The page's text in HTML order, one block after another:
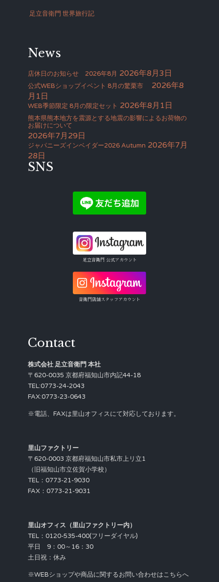
足立音衛門 世界旅行記
News
店休日のお知らせ 2026年8月 2026年8月3日
公式WEBショップイベント 8月の驚栗市
2026年8
月1日
WEB季節限定 8月の限定セット 2026年8月1日
熊本県熊本地方を震源とする地震の影響によるお荷物の
お届けについて
2026年7月29日
ジャパニーズインベイダー2026 Autumn 2026年7月
28日
SNS
足立音衛門 公式アカウント
音衛門店舗スタッフアカウント
Contact
株式会社 足立音衛門 本社
〒620-0035 京都府福知山市内記44-18
TEL:0773-24-2043
FAX:0773-23-0643
※電話、FAXは里山オフィスにて対応しております。
里山ファクトリー
〒620-0003 京都府福知山市私市上リ立1
（旧福知山市立佐賀小学校）
TEL：0773-21-9030
FAX：0773-21-9031
里山オフィス（里山ファクトリー内）
TEL：0120-535-400(フリーダイヤル)
平日 9：00～16：30
土日祝：休み
※WEBショップや商品に関するお問い合わせはこちらへ